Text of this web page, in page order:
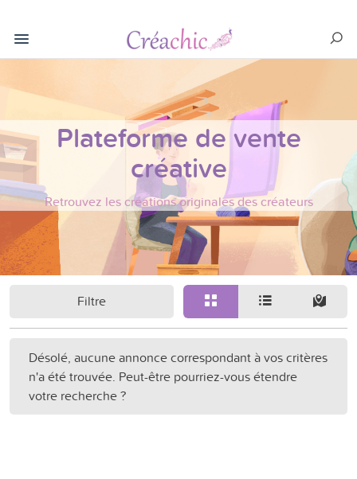
Plateforme de vente
créative
Retrouvez les créations originales des créateurs
Filtre
Désolé, aucune annonce correspondant à vos critères
n'a été trouvée. Peut-être pourriez-vous étendre
votre recherche ?